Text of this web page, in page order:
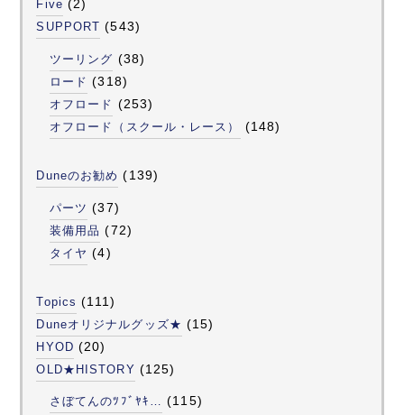
Five (2)
SUPPORT (543)
ツーリング (38)
ロード (318)
オフロード (253)
オフロード（スクール・レース） (148)
Duneのお勧め (139)
パーツ (37)
装備用品 (72)
タイヤ (4)
Topics (111)
Duneオリジナルグッズ★ (15)
HYOD (20)
OLD★HISTORY (125)
さぼてんのﾂﾌﾞﾔｷ… (115)